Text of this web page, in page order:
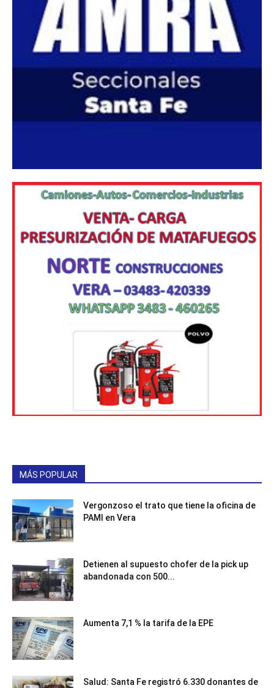
MÁS POPULAR
Vergonzoso el trato que tiene la oficina de
PAMI en Vera
Detienen al supuesto chofer de la pick up
abandonada con 500...
Aumenta 7,1 % la tarifa de la EPE
Salud: Santa Fe registró 6.330 donantes de